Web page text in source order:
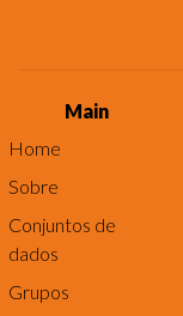
Main
Home
Sobre
Conjuntos de
dados
Grupos